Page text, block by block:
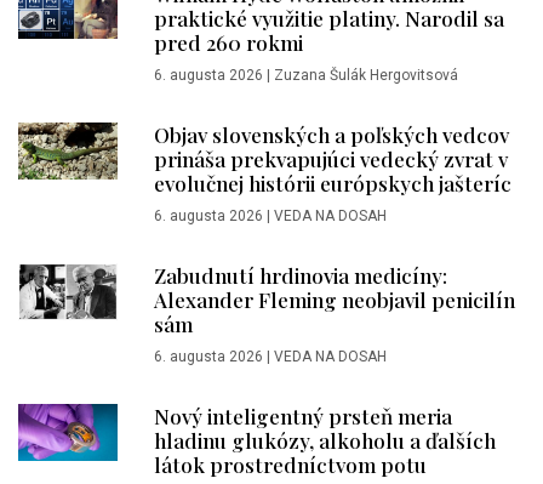
praktické využitie platiny. Narodil sa
pred 260 rokmi
6. augusta 2026 Zuzana Šulák Hergovitsová
Objav slovenských a poľských vedcov
prináša prekvapujúci vedecký zvrat v
evolučnej histórii európskych jašteríc
6. augusta 2026 VEDA NA DOSAH
Zabudnutí hrdinovia medicíny:
Alexander Fleming neobjavil penicilín
sám
6. augusta 2026 VEDA NA DOSAH
Nový inteligentný prsteň meria
hladinu glukózy, alkoholu a ďalších
látok prostredníctvom potu